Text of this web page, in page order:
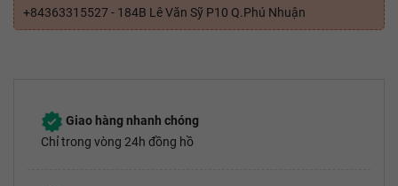
+84363315527 - 184B Lê Văn Sỹ P10 Q.Phú Nhuận
Giao hàng nhanh chóng
Chỉ trong vòng 24h đồng hồ